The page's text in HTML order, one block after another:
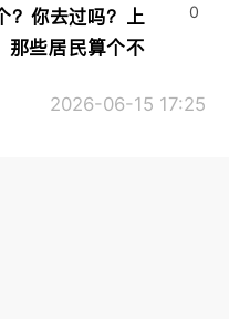
？你去过吗？上
那些居民算个不
2026-06-15 17:25
0